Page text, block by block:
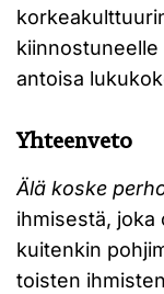
kiinnostuneelle
antoisa
Yhteenveto
Älä koske
ihmisestä, joka
kuitenkin
toisten